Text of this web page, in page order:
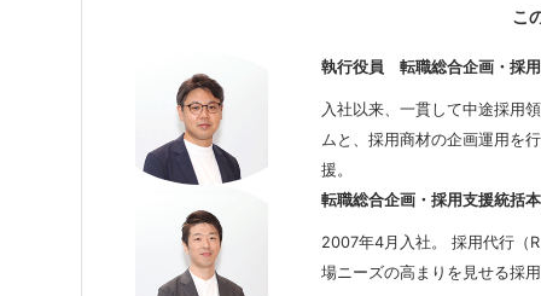
こ
執行役員 転職総合企画・採
入社以来、一貫して中途採用
ムと、採用商材の企画運用を
援。
転職総合企画・採用支援統括
2007年4月入社。 採用代行（
場ニーズの高まりを見せる採